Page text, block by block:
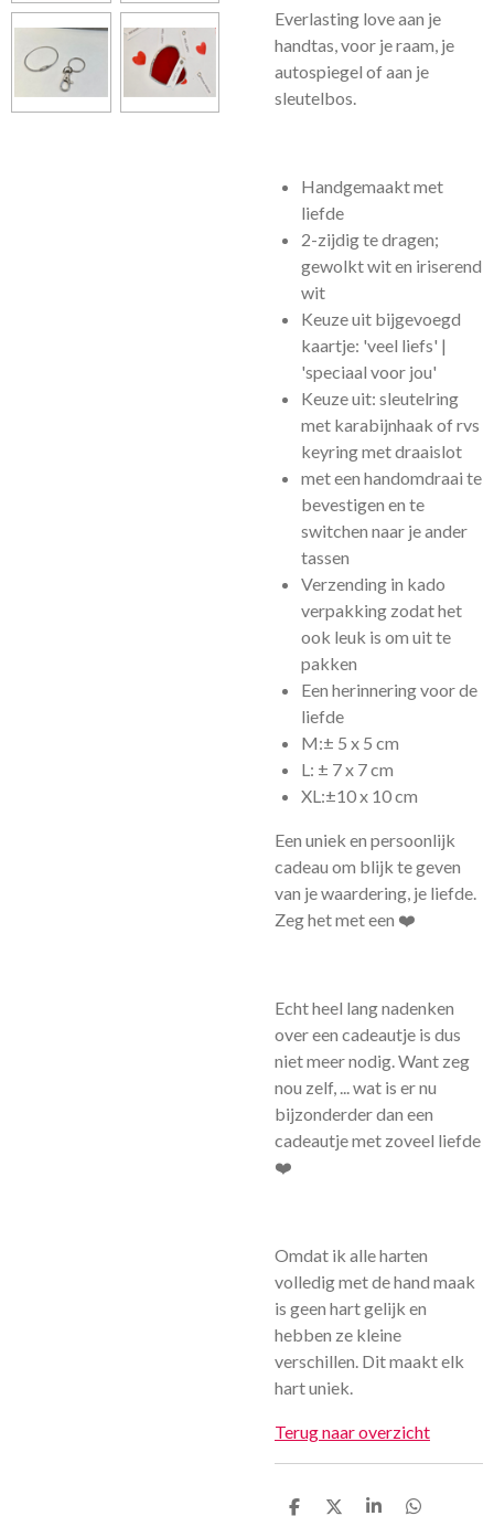
Everlasting love aan je
handtas, voor je raam, je
autospiegel of aan je
sleutelbos.
Handgemaakt met
liefde
2-zijdig te dragen;
gewolkt wit en iriserend
wit
Keuze uit bijgevoegd
kaartje: 'veel liefs' |
'speciaal voor jou'
Keuze uit: sleutelring
met karabijnhaak of rvs
keyring met draaislot
met een handomdraai te
bevestigen en te
switchen naar je ander
tassen
Verzending in kado
verpakking zodat het
ook leuk is om uit te
pakken
Een herinnering voor de
liefde
M:± 5 x 5 cm
L: ± 7 x 7 cm
XL:±10 x 10 cm
Een uniek en persoonlijk
cadeau om blijk te geven
van je waardering, je liefde.
Zeg het met een ❤️
Echt heel lang nadenken
over een cadeautje is dus
niet meer nodig. Want zeg
nou zelf, ... wat is er nu
bijzonderder dan een
cadeautje met zoveel liefde
❤️
Omdat ik alle harten
volledig met de hand maak
is geen hart gelijk en
hebben ze kleine
verschillen. Dit maakt elk
hart uniek.
Terug naar overzicht